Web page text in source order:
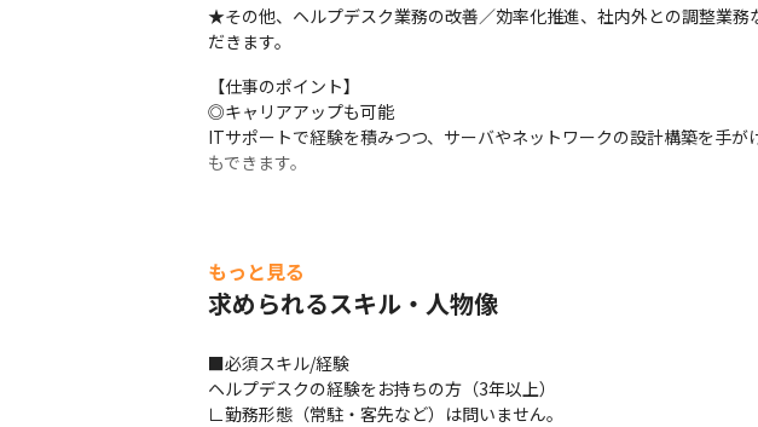
★その他、ヘルプデスク業務の改善／効率化推進、社内外との調整業
だきます。
【仕事のポイント】
◎キャリアアップも可能
ITサポートで経験を積みつつ、サーバやネットワークの設計構築を手
もできます。
もっと見る
求められるスキル・人物像
■必須スキル/経験
ヘルプデスクの経験をお持ちの方（3年以上）
∟勤務形態（常駐・客先など）は問いません。